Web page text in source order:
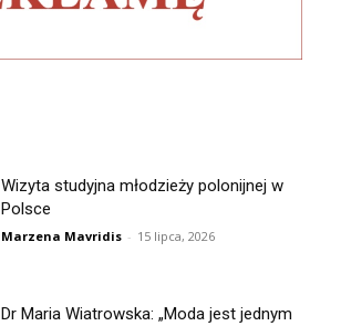
Wizyta studyjna młodzieży polonijnej w
Polsce
Marzena Mavridis - 15 lipca, 2026
Dr Maria Wiatrowska: „Moda jest jednym